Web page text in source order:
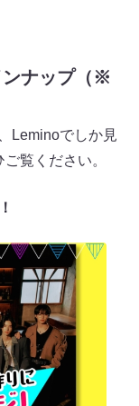
ンナップ（※
Leminoでしか見
覧ください。